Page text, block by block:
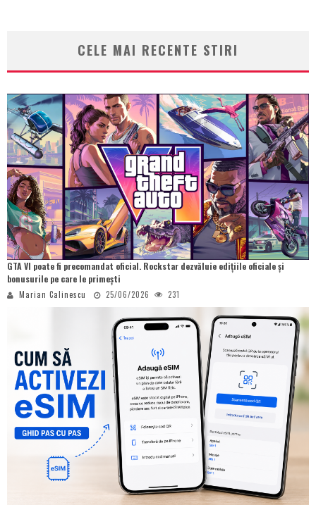
CELE MAI RECENTE STIRI
GTA VI poate fi precomandat oficial. Rockstar dezvăluie edițiile oficiale și
bonusurile pe care le primești
Marian Calinescu 25/06/2026 231